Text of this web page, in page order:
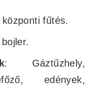
fűtés.
: Gáztűzhely,
edények,